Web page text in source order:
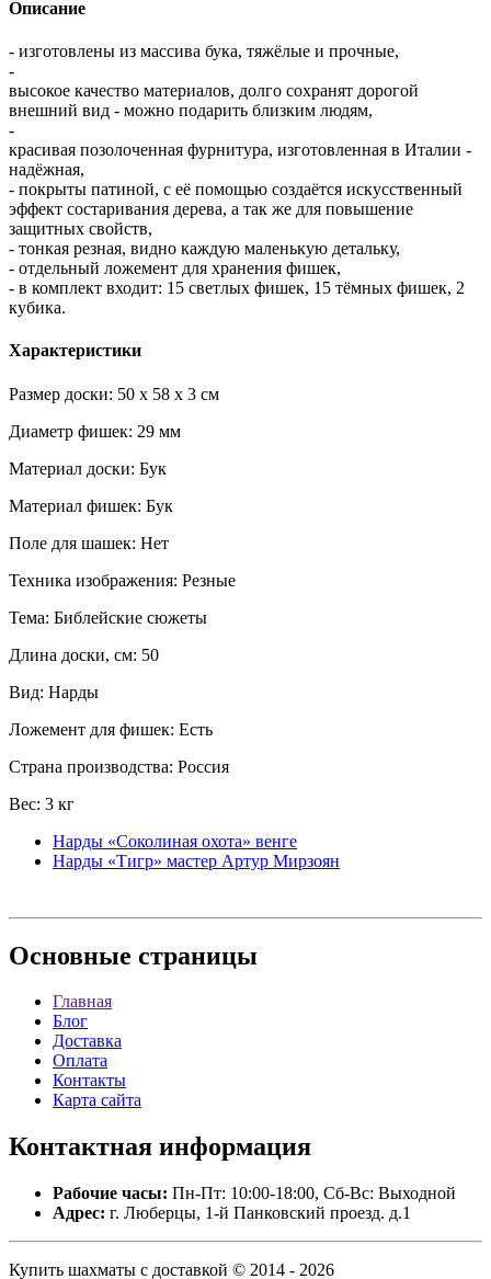
Описание
- изготовлены из массива бука, тяжёлые и прочные,
-
высокое качество материалов, долго сохранят дорогой
внешний вид - можно подарить близким людям,
-
красивая позолоченная фурнитура, изготовленная в Италии -
надёжная,
- покрыты патиной, с её помощью создаётся искусственный
эффект состаривания дерева, а так же для повышение
защитных свойств,
- тонкая резная, видно каждую маленькую детальку,
- отдельный ложемент для хранения фишек,
- в комплект входит: 15 светлых фишек, 15 тёмных фишек, 2
кубика.
Характеристики
Размер доски: 50 x 58 x 3 см
Диаметр фишек: 29 мм
Материал доски: Бук
Материал фишек: Бук
Поле для шашек: Нет
Техника изображения: Резные
Тема: Библейские сюжеты
Длина доски, см: 50
Вид: Нарды
Ложемент для фишек: Есть
Страна производства: Россия
Вес: 3 кг
Нарды «Соколиная охота» венге
Нарды «Тигр» мастер Артур Мирзоян
Основные страницы
Главная
Блог
Доставка
Оплата
Контакты
Карта сайта
Контактная информация
Рабочие часы: Пн-Пт: 10:00-18:00, Сб-Вс: Выходной
Адрес: г. Люберцы, 1-й Панковский проезд. д.1
Купить шахматы с доставкой © 2014 - 2026